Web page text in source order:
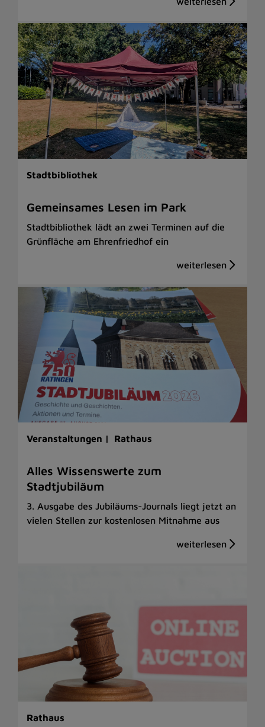
Stadtbibliothek
Gemeinsames Lesen im Park
Stadtbibliothek lädt an zwei Terminen auf die
Grünfläche am Ehrenfriedhof ein
Veranstaltungen | Rathaus
Alles Wissenswerte zum
Stadtjubiläum
3. Ausgabe des Jubiläums-Journals liegt jetzt an
vielen Stellen zur kostenlosen Mitnahme aus
Rathaus